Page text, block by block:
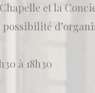
et la
à 18h30